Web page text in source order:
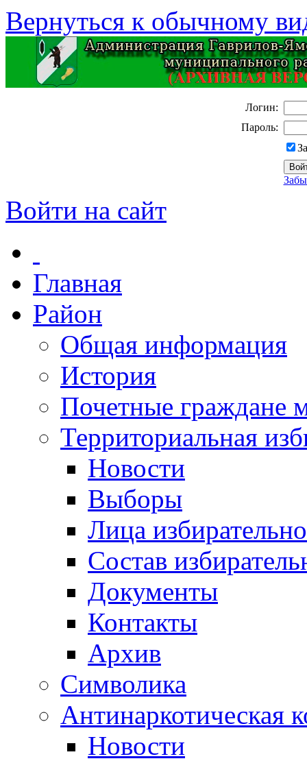
Вернуться к обычному
Логин:
Пароль:
Войти на сайт
Главная
Район
Общая информация
История
Почетные граждане
Территориальная
Новости
Выборы
Лица
Состав
Документы
Контакты
Архив
Символика
Антинаркотическая
Новости